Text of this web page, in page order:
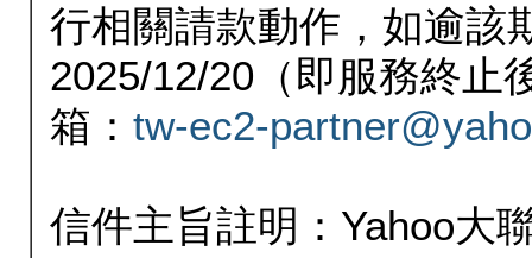
行相關請款動作，如逾該
2025/12/20（即服務終止
箱： tw-ec2-
信件主旨註明：Yahoo大